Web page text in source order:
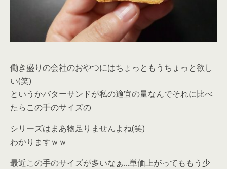
働き盛りの会社のおやつにはちょっともうちょっと欲し
い(笑)
というかバターサンドが私の適宜の量なんでそれに比べ
たらこの手のサイズの
シリーズはまあ物足りませんよね(笑)
わかりますｗｗ
最近この手のサイズが多いなぁ…単価上がってももう少